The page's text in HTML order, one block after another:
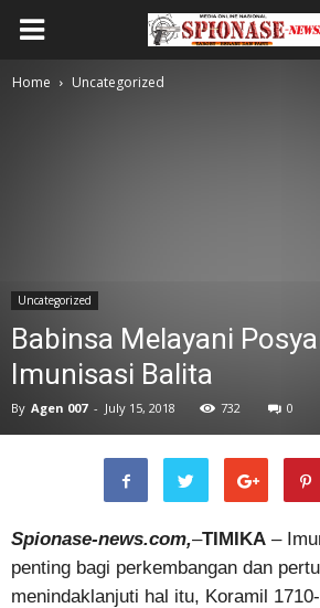
Home Uncategorized
Uncategorized
Babinsa Melayani
Imunisasi Balita
By Agen 007 - July 15, 2018 732 0
Spionase-news.com,–TIMIKA –
penting bagi perkembangan dan
menindaklanjuti hal itu, Koramil